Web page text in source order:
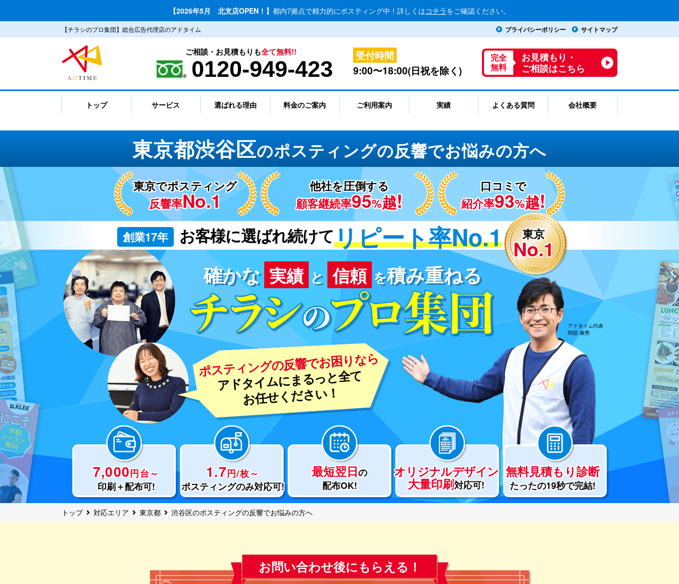
【2026年5月 北支店OPEN！】 都内7拠点で精力的にポスティング中！詳しくはコチラをご確認ください。
【チラシのプロ集団】総合広告代理店のアドタイム プライバシーポリシー サイトマップ
ご相談・お見積もりも全て無料!!
0120-949-423
受付時間
9:00〜18:00(日祝を除く)
完全
無料
お見積もり・
ご相談はこちら
トップ サービス 選ばれる理由 料金のご案内 ご利用案内 実績 よくある質問 会社概要
東京都渋谷区のポスティングの反響でお悩みの方へ
東京でポスティング
反響率No.1
他社を圧倒する
顧客継続率95%越!
口コミで
紹介率93%越!
創業17年 お客様に選ばれ続けてリピート率No.1
確かな 実績 と 信頼 を積み重ねる
東京
No.1
アドタイム代表
阿部 康秀
ポスティングの反響でお困りなら
アドタイムにまるっと全て
お任せください！
7,000円台～
印刷＋配布可!
1.7円/枚～
ポスティングのみ対応可!
最短翌日の
配布OK!
オリジナルデザイン
大量印刷対応可!
無料見積もり診断
たったの19秒で完結!
トップ 対応エリア 東京都 渋谷区のポスティングの反響でお悩みの方へ
お問い合わせ後にもらえる！